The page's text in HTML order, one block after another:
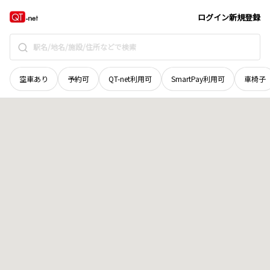
ログイン新規登録
空車あり 予約可 QT-net利用可 SmartPay利用可 車椅子
新潟県